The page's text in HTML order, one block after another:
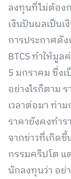
ลงทุนที่ไม่ต้องก
เงินปันผลเป็น
การประกาศดั
BTCS ทำให้มู
5 มกราคม ซึ่ง
อย่างไรก็ตาม
เวลาต่อมา ท่า
ราคายังคงทำ
จากข่าวที่เกิด
กรรมคริปโต แ
นักลงทุนว่า อย่